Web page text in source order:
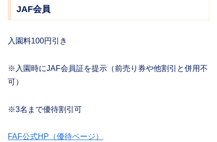
JAF会員
入園料100円引き
※入園時にJAF会員証を提示（前売り券や他割引と併用不
可）
※3名まで優待割引可
FAF公式HP（優待ページ）